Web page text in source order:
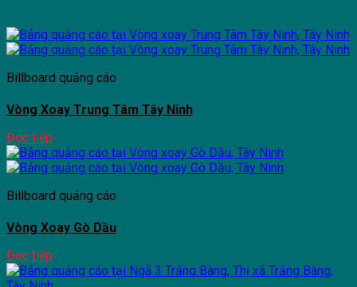
Billboard quảng cáo
Vòng Xoay Trung Tâm Tây Ninh
Đọc tiếp
Billboard quảng cáo
Vòng Xoay Gò Dầu
Đọc tiếp